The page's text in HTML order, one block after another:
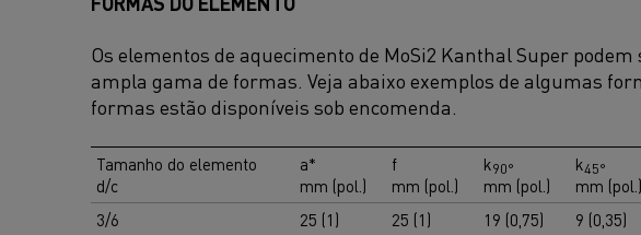
Os elementos de aquecimento de MoSi2 Kanthal Super
ampla gama de formas. Veja abaixo exemplos de algumas
formas estão disponíveis sob encomenda.
Tamanho do elemento
d/c
a*
mm (pol.)
f
mm (pol.)
k90°
mm (pol.)
k45°
mm (pol.)
3/6
25 (1) 25 (1) 19 (0,75) 9 (0,35)